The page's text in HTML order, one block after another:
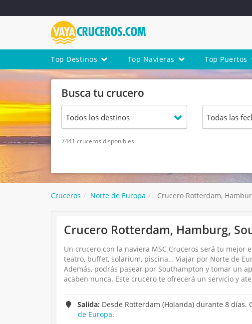
Top Destinos Top Navieras Top Puertos
Busca tu crucero
7441 cruceros disponibles
Cruceros Norte de Europa Crucero Rotterdam,
Crucero Rotterdam, Hamburg,
Un crucero con la naviera MSC Cruceros será tu mejor
teatro, buffet, solarium, piscina… Viajar por Norte de
Además, podrás pasear por Southampton y tomar un
acaben nunca. Este crucero te ofrecerá un servicio y
Salida: Desde Rotterdam (Holanda) durante 8
de Europa.